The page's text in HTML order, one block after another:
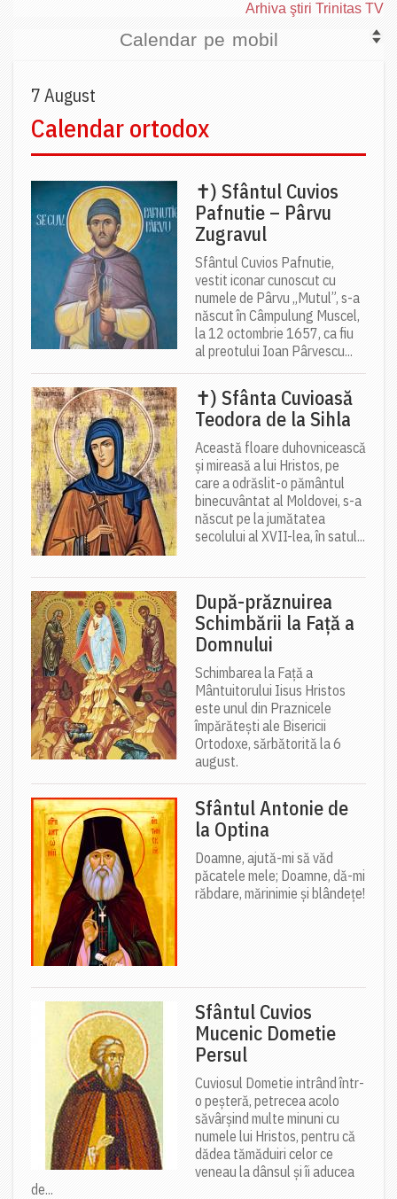
Arhiva ştiri Trinitas TV
Calendar pe mobil
7 August
Calendar ortodox
✝) Sfântul Cuvios
Pafnutie – Pârvu
Zugravul
Sfântul Cuvios Pafnutie,
vestit iconar cunoscut cu
numele de Pârvu „Mutul”, s-a
născut în Câmpulung Muscel,
la 12 octombrie 1657, ca fiu
al preotului Ioan Pârvescu...
✝) Sfânta Cuvioasă
Teodora de la Sihla
Această floare duhovnicească
și mireasă a lui Hristos, pe
care a odrăslit-o pământul
binecuvântat al Moldovei, s-a
născut pe la jumătatea
secolului al XVII-lea, în satul...
După-prăznuirea
Schimbării la Față a
Domnului
Schimbarea la Față a
Mântuitorului Iisus Hristos
este unul din Praznicele
împărătești ale Bisericii
Ortodoxe, sărbătorită la 6
august.
Sfântul Antonie de
la Optina
Doamne, ajută-mi să văd
păcatele mele; Doamne, dă-mi
răbdare, mărinimie şi blândeţe!
Sfântul Cuvios
Mucenic Dometie
Persul
Cuviosul Dometie intrând într-
o peșteră, petrecea acolo
săvârșind multe minuni cu
numele lui Hristos, pentru că
dădea tămăduiri celor ce
veneau la dânsul și îi aducea
de...